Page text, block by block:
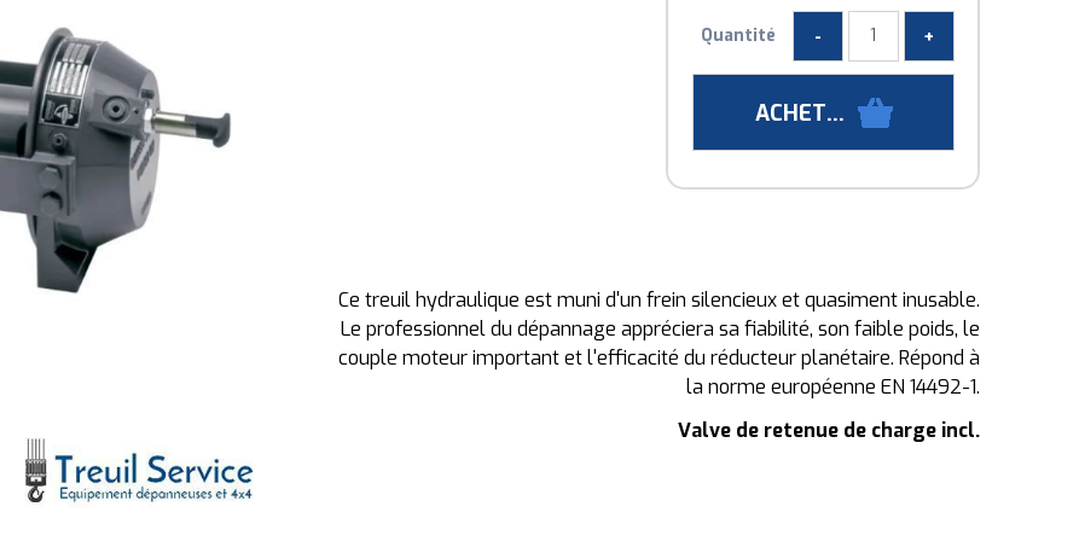
Quantité
Ce treuil hydraulique est muni d'un frein silencieux et quasiment inusable.
Le professionnel du dépannage appréciera sa fiabilité, son faible poids, le
couple moteur important et l'efficacité du réducteur planétaire. Répond à
la norme européenne EN 14492-1.
Valve de retenue de charge incl.